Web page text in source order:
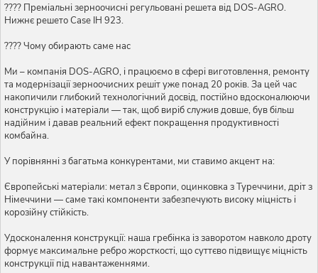
???? Преміальні зерноочисні регульовані решета від DOS-AGRO.
Нижнє решето Case IH 923.
???? Чому обирають саме нас
Ми – компанія DOS-AGRO, і працюємо в сфері виготовлення, ремонту
та модернізації зерноочисних решіт уже понад 20 років. За цей час
накопичили глибокий технологічний досвід, постійно вдосконалюючи
конструкцію і матеріали — так, щоб виріб служив довше, був більш
надійним і давав реальний ефект покращення продуктивності
комбайна.
У порівнянні з багатьма конкурентами, ми ставимо акцент на:
Європейські матеріали: метал з Європи, оцинковка з Туреччини, дріт з
Німеччини — саме такі компоненти забезпечують високу міцність і
корозійну стійкість.
Удосконалення конструкції: наша гребінка із заворотом навколо дроту
формує максимальне ребро жорсткості, що суттєво підвищує міцність
конструкції під навантаженнями.